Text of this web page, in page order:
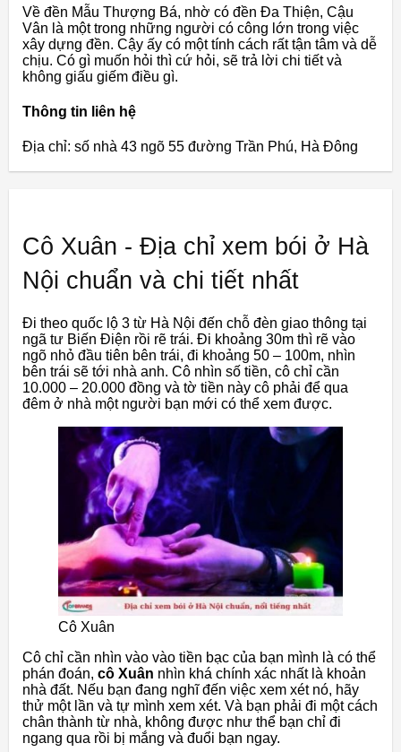
Về đền Mẫu Thượng Bá, nhờ có đền Đa Thiện, Cậu
Vân là một trong những người có công lớn trong việc
xây dựng đền. Cậy ấy có một tính cách rất tận tâm và dễ
chịu. Có gì muốn hỏi thì cứ hỏi, sẽ trả lời chi tiết và
không giấu giếm điều gì.
Thông tin liên hệ
Địa chỉ: số nhà 43 ngõ 55 đường Trần Phú, Hà Đông
Cô Xuân - Địa chỉ xem bói ở Hà
Nội chuẩn và chi tiết nhất
Đi theo quốc lộ 3 từ Hà Nội đến chỗ đèn giao thông tại
ngã tư Biến Điện rồi rẽ trái. Đi khoảng 30m thì rẽ vào
ngõ nhỏ đầu tiên bên trái, đi khoảng 50 – 100m, nhìn
bên trái sẽ tới nhà anh. Cô nhìn số tiền, cô chỉ cần
10.000 – 20.000 đồng và tờ tiền này cô phải để qua
đêm ở nhà một người bạn mới có thể xem được.
Cô Xuân
Cô chỉ cần nhìn vào vào tiền bạc của bạn mình là có thể
phán đoán, cô Xuân nhìn khá chính xác nhất là khoản
nhà đất. Nếu bạn đang nghĩ đến việc xem xét nó, hãy
thử một lần và tự mình xem xét. Và bạn phải đi một cách
chân thành từ nhà, không được như thể bạn chỉ đi
ngang qua rồi bị mắng và đuổi bạn ngay.